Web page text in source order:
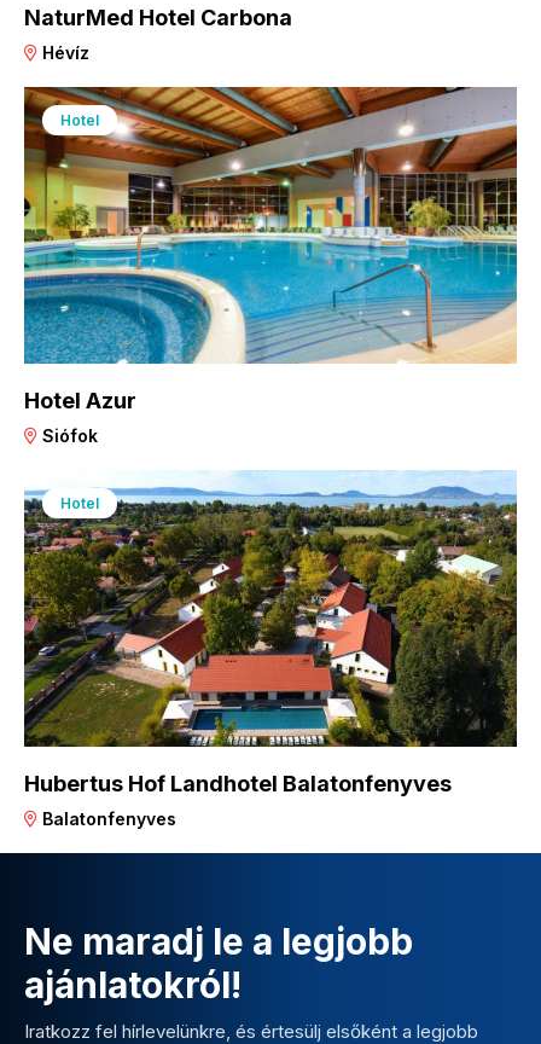
NaturMed Hotel Carbona
Hévíz
Hotel
Hotel Azur
Siófok
Hotel
Hubertus Hof Landhotel Balatonfenyves
Balatonfenyves
Ne maradj le a legjobb
ajánlatokról!
Iratkozz fel hírlevelünkre, és értesülj elsőként a legjobb